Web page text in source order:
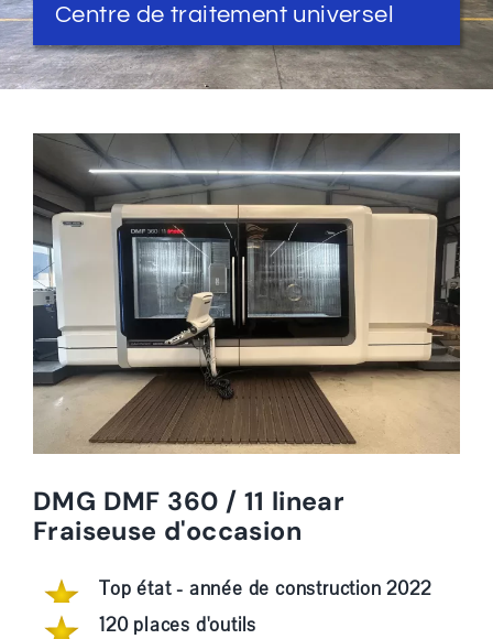
Centre de traitement universel
DMG DMF 360 / 11 linear
Fraiseuse d'occasion
Top état - année de construction 2022
120 places d'outils